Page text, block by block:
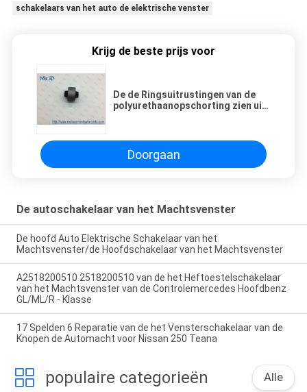
schakelaars van het auto de elektrische venster
Krijg de beste prijs voor
De de Ringsuitrustingen van de
polyurethaanopschorting zien uit
Doorgaan
De autoschakelaar van het Machtsvenster
De hoofd Auto Elektrische Schakelaar van het
Machtsvenster/de Hoofdschakelaar van het Machtsvenster
A2518200510 2518200510 van de het Heftoestelschakelaar
van het Machtsvenster van de Controlemercedes Hoofdbenz
GL/ML/R - Klasse
17 Spelden 6 Reparatie van de het Vensterschakelaar van de
Knopen de Automacht voor Nissan 250 Teana
populaire categorieën Alle